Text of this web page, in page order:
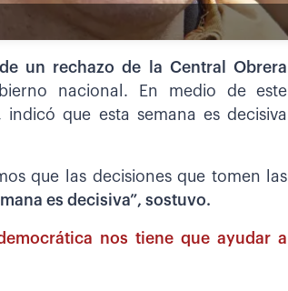
un rechazo de la Central Obrera
nacional. En medio de este
que esta semana es decisiva
que las decisiones que tomen las
es decisiva”, sostuvo.
nos tiene que ayudar a